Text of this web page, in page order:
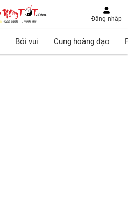
Đăng nhập
Bói vui Cung hoàng đạo